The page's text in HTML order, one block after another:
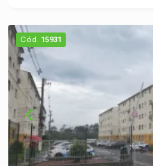
tranquilidade e
quer morar bem sem
Espaço, conforto e o
bairros mais tranquilos de
perca essa
Cód. 15931